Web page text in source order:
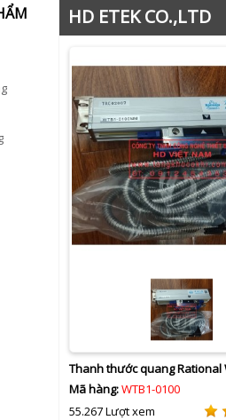
HD ETEK CO.,LTD
Thanh thước quang Rational
Mã hàng:WTB1-0100
55.267 Lượt xem